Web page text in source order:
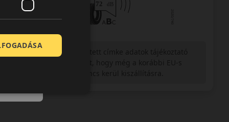
Figyelem a feltüntetett címke adatok tájékoztató